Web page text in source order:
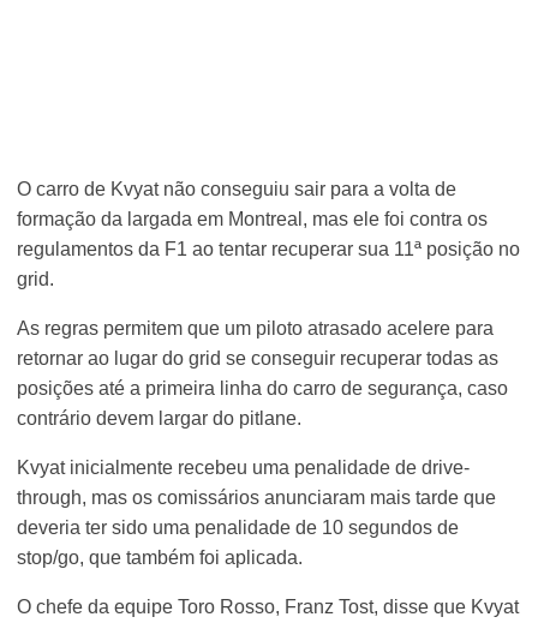
O carro de Kvyat não conseguiu sair para a volta de
formação da largada em Montreal, mas ele foi contra os
regulamentos da F1 ao tentar recuperar sua 11ª posição no
grid.
As regras permitem que um piloto atrasado acelere para
retornar ao lugar do grid se conseguir recuperar todas as
posições até a primeira linha do carro de segurança, caso
contrário devem largar do pitlane.
Kvyat inicialmente recebeu uma penalidade de drive-
through, mas os comissários anunciaram mais tarde que
deveria ter sido uma penalidade de 10 segundos de
stop/go, que também foi aplicada.
O chefe da equipe Toro Rosso, Franz Tost, disse que Kvyat